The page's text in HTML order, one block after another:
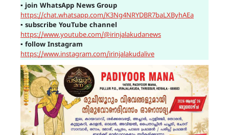
▪ join WhatsApp News Group
https://chat.whatsapp.com/K3Ng4NRYDBR7baLXByhAEa
▪ subscribe YouTube channel
https://www.youtube.com/@irinjalakudanews
▪ follow Instagram
https://www.instagram.com/irinjalakudalive